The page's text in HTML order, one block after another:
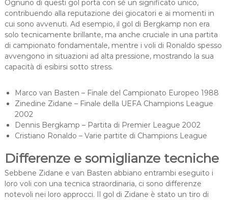
Ognuno di questi gol porta con sé un significato unico,
contribuendo alla reputazione dei giocatori e ai momenti in
cui sono avvenuti. Ad esempio, il gol di Bergkamp non era
solo tecnicamente brillante, ma anche cruciale in una partita
di campionato fondamentale, mentre i voli di Ronaldo spesso
avvengono in situazioni ad alta pressione, mostrando la sua
capacità di esibirsi sotto stress.
Marco van Basten – Finale del Campionato Europeo 1988
Zinedine Zidane – Finale della UEFA Champions League
2002
Dennis Bergkamp – Partita di Premier League 2002
Cristiano Ronaldo – Varie partite di Champions League
Differenze e somiglianze tecniche
Sebbene Zidane e van Basten abbiano entrambi eseguito i
loro voli con una tecnica straordinaria, ci sono differenze
notevoli nei loro approcci. Il gol di Zidane è stato un tiro di